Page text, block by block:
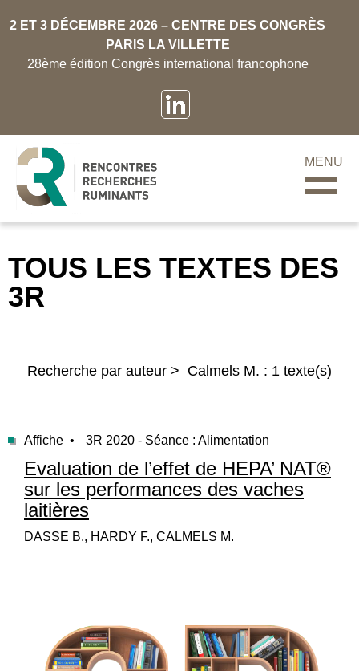
2 ET 3 DÉCEMBRE 2026 – CENTRE DES CONGRÈS
PARIS LA VILLETTE
28ème édition Congrès international francophone
MENU
TOUS LES TEXTES DES
3R
Recherche par auteur > Calmels M. : 1 texte(s)
Affiche • 3R 2020 - Séance : Alimentation
Evaluation de l’effet de HEPA’ NAT®
sur les performances des vaches
laitières
DASSE B., HARDY F., CALMELS M.